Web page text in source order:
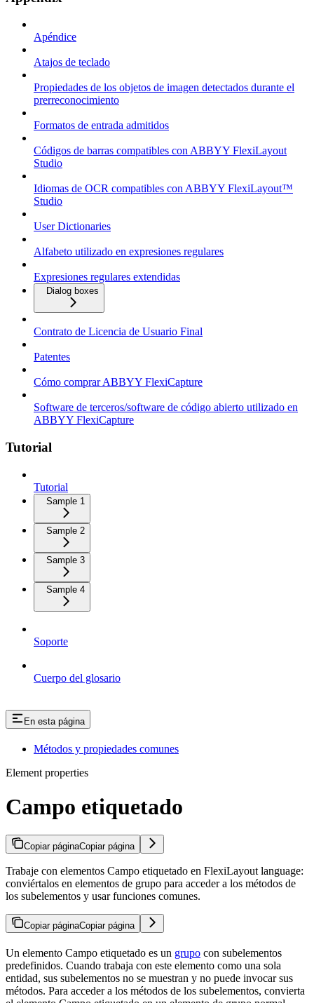
Apéndice
Atajos de teclado
Propiedades de los objetos de imagen detectados durante el
prerreconocimiento
Formatos de entrada admitidos
Códigos de barras compatibles con ABBYY FlexiLayout
Studio
Idiomas de OCR compatibles con ABBYY FlexiLayout™
Studio
User Dictionaries
Alfabeto utilizado en expresiones regulares
Expresiones regulares extendidas
Dialog boxes
Contrato de Licencia de Usuario Final
Patentes
Cómo comprar ABBYY FlexiCapture
Software de terceros/software de código abierto utilizado en
ABBYY FlexiCapture
Tutorial
Tutorial
Sample 1
Sample 2
Sample 3
Sample 4
Soporte
Cuerpo del glosario
En esta página
Métodos y propiedades comunes
Element properties
Campo etiquetado
Copiar páginaCopiar página
Trabaje con elementos Campo etiquetado en FlexiLayout language:
conviértalos en elementos de grupo para acceder a los métodos de
los subelementos y usar funciones comunes.
Copiar páginaCopiar página
Un elemento Campo etiquetado es un grupo con subelementos
predefinidos. Cuando trabaja con este elemento como una sola
entidad, sus subelementos no se muestran y no puede invocar sus
métodos. Para acceder a los métodos de los subelementos, convierta